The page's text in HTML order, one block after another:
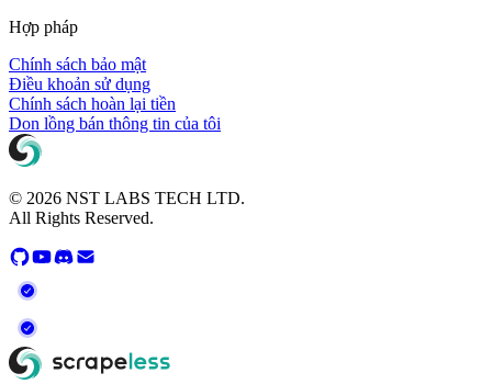
Hợp pháp
Chính sách bảo mật
Điều khoản sử dụng
Chính sách hoàn lại tiền
Don lồng bán thông tin của tôi
© 2026 NST LABS TECH LTD.
All Rights Reserved.